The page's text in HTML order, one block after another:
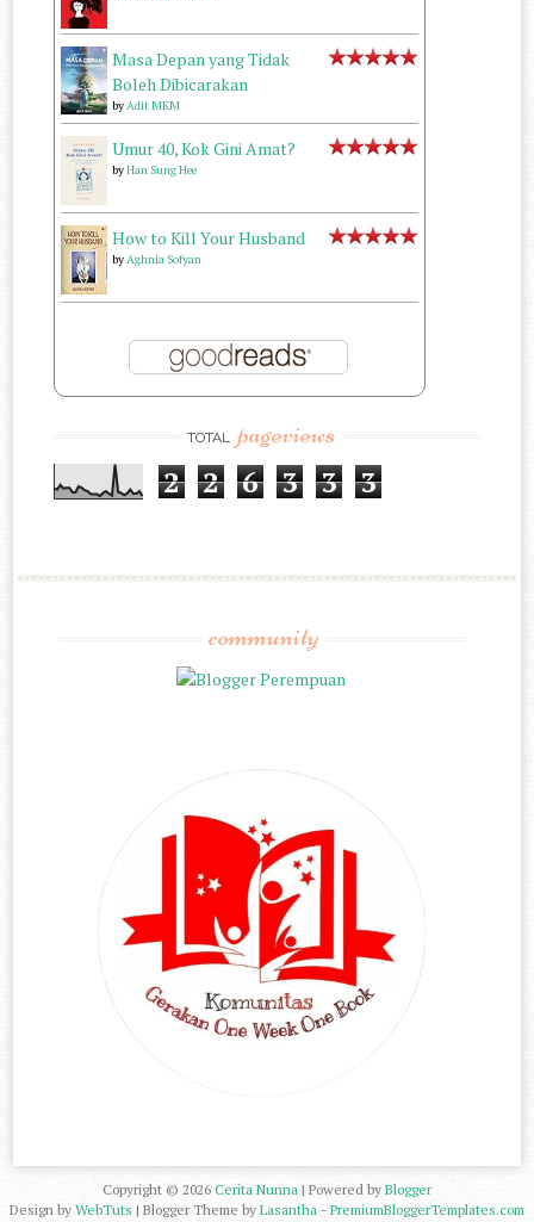
Masa Depan yang Tidak
Boleh Dibicarakan
byAdit MKM
Umur 40, Kok Gini Amat?
byHan Sung Hee
How to Kill Your Husband
byAghnia Sofyan
TOTAL pageviews
2 2 6 3 3 3
community
Copyright © 2026 Cerita Nunna | Powered by Blogger
Design by WebTuts | Blogger Theme by Lasantha - PremiumBloggerTemplates.com